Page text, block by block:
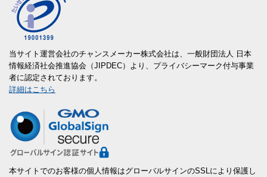
当サイト運営会社のチャンスメーカー株式会社は、一般財団法人 日本
情報経済社会推進協会（JIPDEC）より、プライバシーマーク付与事業
者に認定されております。
詳細はこちら
本サイトでのお客様の個人情報はグローバルサインのSSLにより保護し